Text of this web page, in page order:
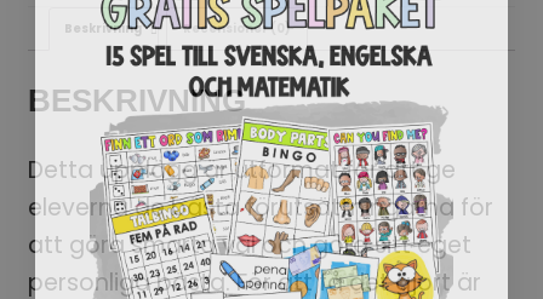
Beskrivning Recensioner (0)
BESKRIVNING
Detta upplägg är utformat för att ge
eleverna de bästa förutsättningarna för
att göra smarta val och göra sitt eget
personliga bästa. För att få det gjort är